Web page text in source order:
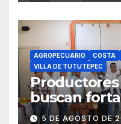
AGROPECUARIO COSTA
VILLA DE TUTUTEPEC
buscan
láctea
5 DE AGOSTO DE